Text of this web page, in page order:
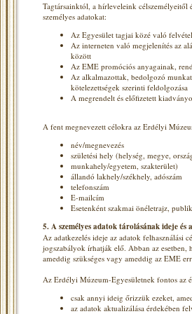
Tagtársainktól, a hírleveleink célszemélyeitől
személyes adatokat:
Az Egyesület tagjai közé való
Az interneten való megjelenítés az
között
Az EME promóciós anyagainak,
Az alkalmazottak, bedolgozó
kötelezettségek szerinti feldolgozása
A megrendelt és előfizetett
A fent megnevezett célokra az Erdélyi
név/megnevezés
születési hely (helység, megye,
munkahely/egyetem, szakterület)
állandó lakhely/székhely, adószám
telefonszám
E-mailcím
Esetenként szakmai önéletrajz,
5. A személyes adatok tárolásának ideje és
Az adatkezelés ideje az adatok felhasználási
jogszabályok írhatják elő. Abban az esetben,
ameddig szükséges vagy ameddig az EME
Az Erdélyi Múzeum-Egyesületnek fontos az
csak annyi ideig őrizzük ezeket,
az adatok aktualizálása érdekében